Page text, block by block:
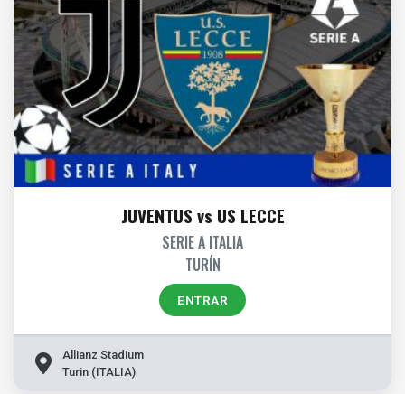
JUVENTUS vs US LECCE
SERIE A ITALIA
TURÍN
ENTRAR
Allianz Stadium
Turin (ITALIA)